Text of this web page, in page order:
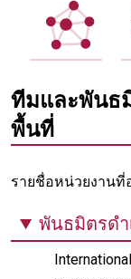
ทีมและพันธ
พื้นที่
รายชื่อหน่วยงานที่
พันธมิตรด